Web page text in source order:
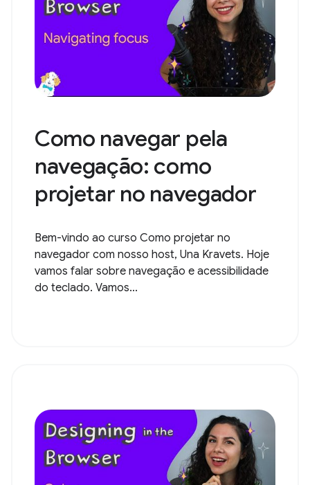
Como navegar pela
navegação: como
projetar no navegador
Bem-vindo ao curso Como projetar no
navegador com nosso host, Una Kravets. Hoje
vamos falar sobre navegação e acessibilidade
do teclado. Vamos...